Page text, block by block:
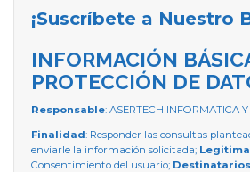
¡Suscríbete a Nuestro
INFORMACIÓN
PROTECCIÓN DE
Responsable: ASERTECH INFORMATICA
Finalidad: Responder las consultas
enviarle la información solicitada;
Consentimiento del usuario; Destinatarios